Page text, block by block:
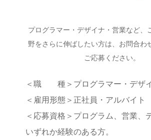
プログラマー・デザイナ・営業など、
野をさらに伸ばしたい方は、お問合わ
ご応募ください。
＜職 種＞プログラマー・デザ
＜雇用形態＞正社員・アルバイト
＜応募資格＞プログラム、営業、
いずれか経験のある方。